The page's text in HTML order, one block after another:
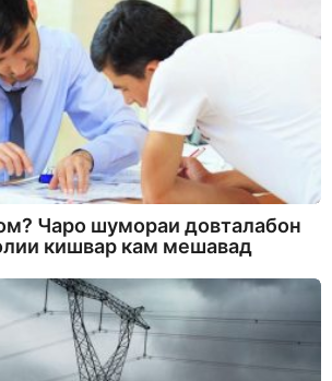
Чаро шумораи довталабон
кишвар кам мешавад